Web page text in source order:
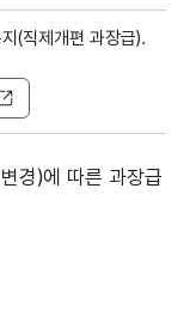
(직제개편 과장급).
경)에 따른 과장급